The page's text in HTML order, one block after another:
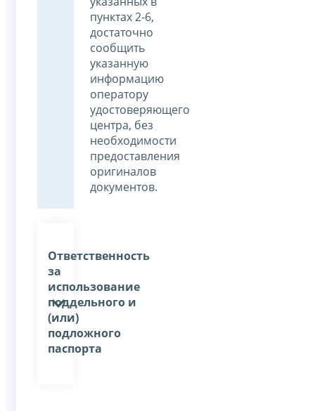
пунктах 2-6,
достаточно
сообщить
указанную
информацию
оператору
удостоверяющего
центра, без
необходимости
предоставления
оригиналов
документов.
Ответственность
за
использование
поддельного и
(или)
подложного
паспорта